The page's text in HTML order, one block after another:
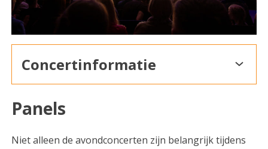
Concertinformatie
Panels
Niet alleen de avondconcerten zijn belangrijk tijdens